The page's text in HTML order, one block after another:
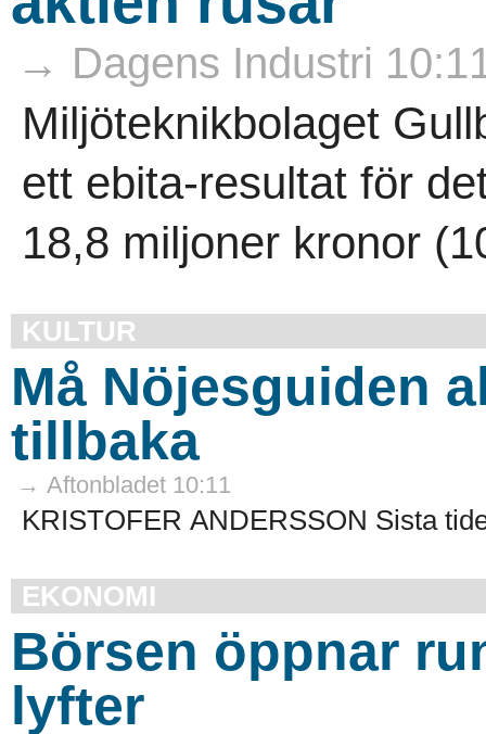
→ Dagens Industri
Miljöteknikbolaget
ett ebita-resultat för
18,8 miljoner kronor
KULTUR
Må Nöjesguiden
tillbaka
→ Aftonbladet 10:11
KRISTOFER ANDERSSON Sista
EKONOMI
Börsen öppnar
lyfter